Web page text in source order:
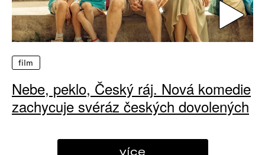
film
Nebe, peklo, Český ráj. Nová komedie
zachycuje svéráz českých dovolených
více